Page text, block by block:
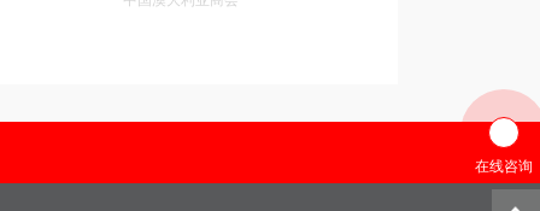
在线咨询